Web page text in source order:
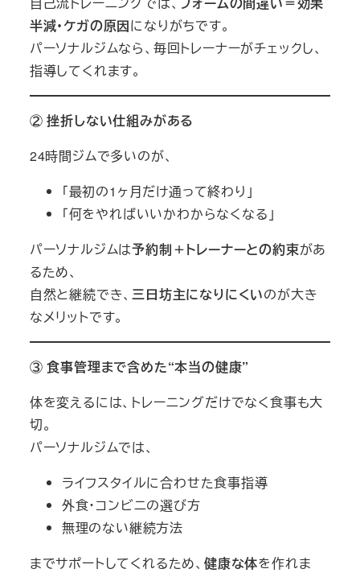
半減・ケガの原因になりがちです。
パーソナルジムなら、毎回トレーナーがチェックし、
指導してくれます。
② 挫折しない仕組みがある
24時間ジムで多いのが、
「最初の1ヶ月だけ通って終わり」
「何をやればいいかわからなくなる」
パーソナルジムは予約制＋トレーナーとの約束があ
るため、
自然と継続でき、三日坊主になりにくいのが大き
なメリットです。
③ 食事管理まで含めた“本当の健康”
体を変えるには、トレーニングだけでなく食事も大
切。
パーソナルジムでは、
ライフスタイルに合わせた食事指導
外食・コンビニの選び方
無理のない継続方法
までサポートしてくれるため、 健康な体を作れま